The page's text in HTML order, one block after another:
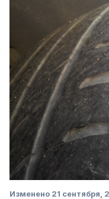
Изменено 21 сентября,